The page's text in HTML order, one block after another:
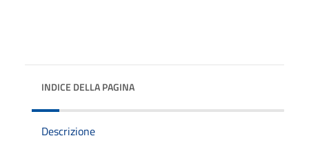
INDICE DELLA PAGINA
Descrizione